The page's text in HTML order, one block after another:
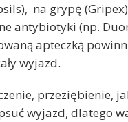
na grypę
antybiotyki (np.
apteczką
wyjazd.
przeziębienie,
wyjazd, dlatego